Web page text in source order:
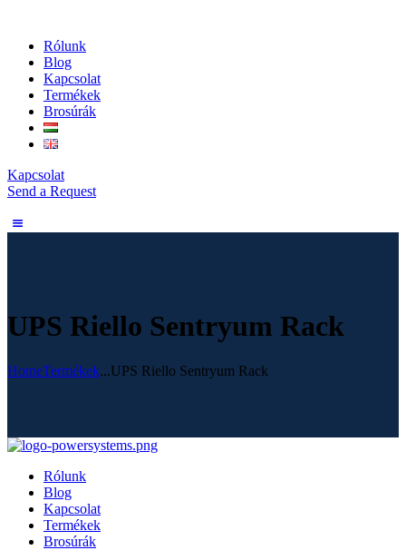
Rólunk
Blog
Kapcsolat
Termékek
Brosúrák
Kapcsolat
Send a Request
UPS Riello Sentryum Rack
HomeTermékek...UPS Riello Sentryum Rack
Rólunk
Blog
Kapcsolat
Termékek
Brosúrák